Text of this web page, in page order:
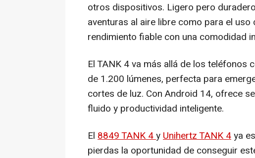
otros dispositivos. Ligero pero
aventuras al aire libre como para el
rendimiento fiable con una comodidad
El TANK 4 va más allá de los teléfonos
de 1.200 lúmenes, perfecta para
cortes de luz. Con Android 14, ofrece
fluido y productividad inteligente.
El 8849 TANK 4yUnihertz TANK 4ya
pierdas la oportunidad de conseguir